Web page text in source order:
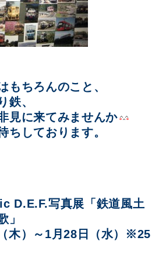
もちろんのこと、
鉄、
見に来てみませんか
ちしております。
D.E.F.写真展「鉄道風土
」
木）～1月28日（水）※25